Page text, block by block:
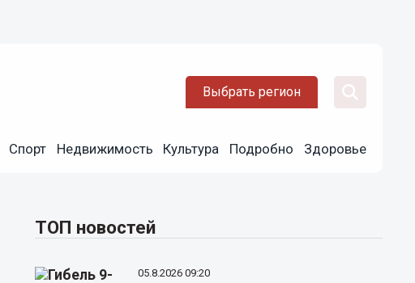
Выбрать регион
Спорт Недвижимость Культура Подробно Здоровье
ТОП новостей
05.8.2026 09:20